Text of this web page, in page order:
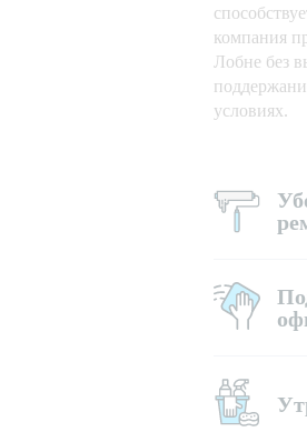
компания
Лобне без
условиях.